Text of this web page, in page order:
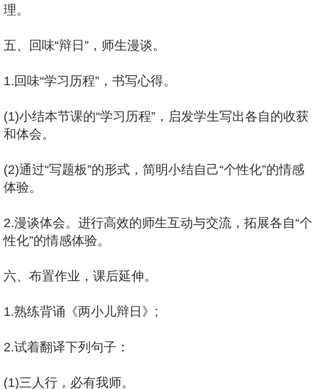
理。
五、回味“辩日”，师生漫谈。
1.回味“学习历程”，书写心得。
(1)小结本节课的“学习历程”，启发学生写出各自的收获
和体会。
(2)通过“写题板”的形式，简明小结自己“个性化”的情感
体验。
2.漫谈体会。进行高效的师生互动与交流，拓展各自“个
性化”的情感体验。
六、布置作业，课后延伸。
1.熟练背诵《两小儿辩日》;
2.试着翻译下列句子：
(1)三人行，必有我师。